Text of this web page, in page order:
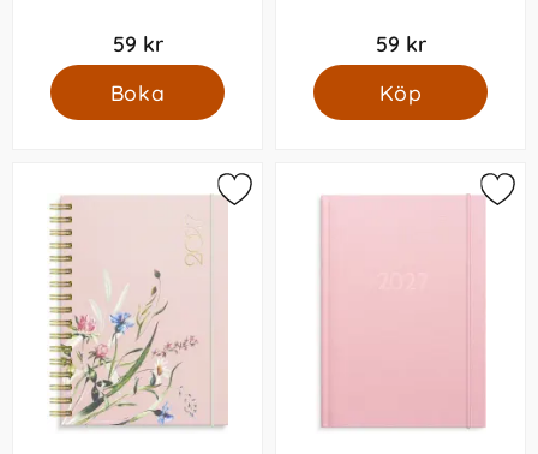
59 kr
Boka
59 kr
Köp